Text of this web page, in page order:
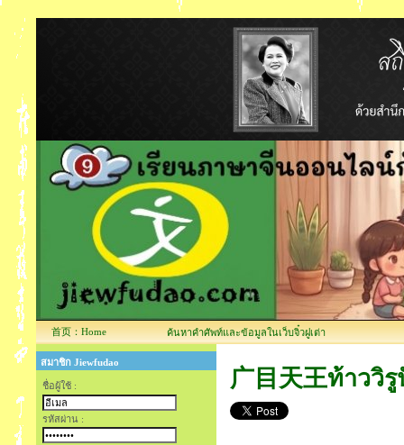
首页：Home ค้นหาคำศัพท์และข้อมูลในเว็บจิ๋วฝูเต่า
สมาชิก Jiewfudao
ชื่อผู้ใช้ :
รหัสผ่าน :
广目天王ท้าววิ